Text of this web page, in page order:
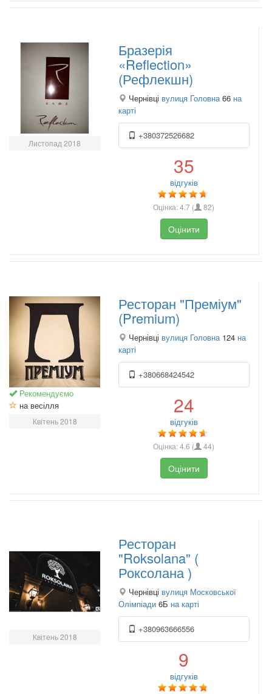
Листопад 2018
Бразерія
«Reflection»
(Рефлекшн)
Чернівці вулиця Головна66 на
карті
+380372526682
35
відгуків
Оцінка:4.7 ( 82)
Оцінити
Рекомендуємо
на весілля
Квітень 2018
Ресторан "Преміум"
(Premium)
Чернівці вулиця Головна124 на
карті
+380668424542
24
відгуків
Оцінка:4.6 ( 44)
Оцінити
Квітень 2018
Ресторан
"Roksolana" (
Роксолана )
Чернівці вулиця Московської
Олімпіади 6Б на карті
+380963666556
9
відгуків